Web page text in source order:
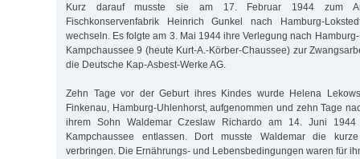
Kurz darauf musste sie am 17. Februar 1944 zum
Fischkonservenfabrik Heinrich Gunkel nach Hamburg-
wechseln. Es folgte am 3. Mai 1944 ihre Verlegung nach
Kampchaussee 9 (heute Kurt-A.-Körber-Chaussee) zur
die Deutsche Kap-Asbest-Werke AG.
Zehn Tage vor der Geburt ihres Kindes wurde Helena
Finkenau, Hamburg-Uhlenhorst, aufgenommen und zehn Tage
ihrem Sohn Waldemar Czeslaw Richardo am 14. Juni
Kampchaussee entlassen. Dort musste Waldemar die
verbringen. Die Ernährungs- und Lebensbedingungen waren für